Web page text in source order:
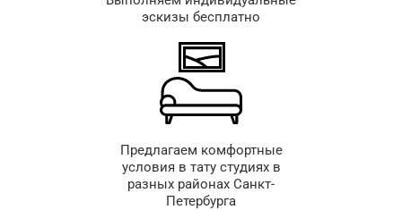
эскизы бесплатно
Предлагаем комфортные
условия в тату студиях в
разных районах Санкт-
Петербурга